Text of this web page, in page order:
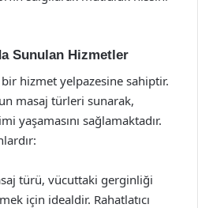
Sunulan Hizmetler
hizmet yelpazesine sahiptir.
masaj türleri sunarak,
yaşamasını sağlamaktadır.
türü, vücuttaki gerginliği
için idealdir. Rahatlatıcı